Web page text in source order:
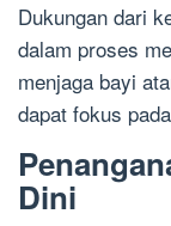
Dukungan dari
dalam proses
menjaga bayi
dapat fokus
Dini